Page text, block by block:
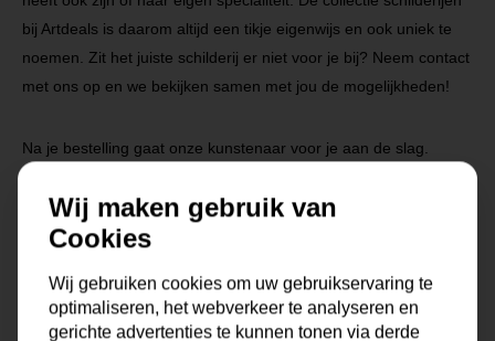
bij Artdeals is daarom altijd een tikje eigenwijs en ook uniek te
noemen. Zit het juiste schilderij er niet voor je bij? Neem contact
met ons op en we bekijken samen met jou de mogelijkheden!
Na je bestelling gaat onze kunstenaar voor je aan de slag.
Specificaties
Maat 0x0x0 cm
Wij maken gebruik van
Cookies
Wij gebruiken cookies om uw gebruikservaring te
optimaliseren, het webverkeer te analyseren en
gerichte advertenties te kunnen tonen via derde